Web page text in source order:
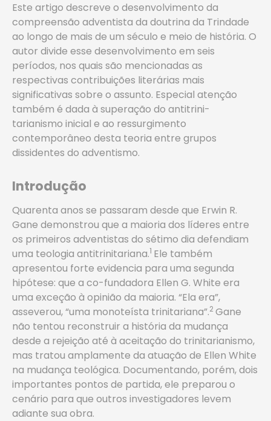
Este artigo descreve o desenvolvimento da
compreensão adventista da doutrina da Trindade
ao longo de mais de um século e meio de história. O
autor divide esse desenvolvimento em seis
períodos, nos quais são mencionadas as
respectivas contribuições literárias mais
significativas sobre o assunto. Especial atenção
também é dada à superação do antitrini-
tarianismo inicial e ao ressurgimento
contemporâneo desta teoria entre grupos
dissidentes do adventismo.
Introdução
Quarenta anos se passaram desde que Erwin R.
Gane demonstrou que a maioria dos líderes entre
os primeiros adventistas do sétimo dia defendiam
uma teologia antitrinitariana.1 Ele também
apresentou forte evidencia para uma segunda
hipótese: que a co-fundadora Ellen G. White era
uma exceção à opinião da maioria. “Ela era”,
asseverou, “uma monoteísta trinitariana”.2 Gane
não tentou reconstruir a história da mudança
desde a rejeição até à aceitação do trinitarianismo,
mas tratou amplamente da atuação de Ellen White
na mudança teológica. Documentando, porém, dois
importantes pontos de partida, ele preparou o
cenário para que outros investigadores levem
adiante sua obra.